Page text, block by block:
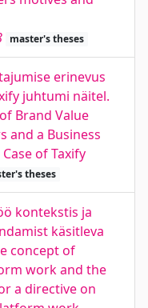
master's theses
erinevus
juhtumi näitel.
Brand Value
and a Business
of Taxify
theses
kontekstis ja
käsitleva
concept of
work and the
a directive on